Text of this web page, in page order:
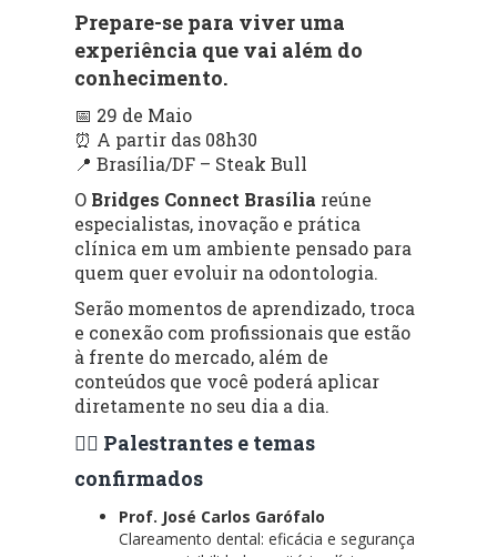
Prepare-se para viver uma
experiência que vai além do
conhecimento.
📅 29 de Maio
⏰ A partir das 08h30
📍 Brasília/DF – Steak Bull
O Bridges Connect Brasília reúne
especialistas, inovação e prática
clínica em um ambiente pensado para
quem quer evoluir na odontologia.
Serão momentos de aprendizado, troca
e conexão com profissionais que estão
à frente do mercado, além de
conteúdos que você poderá aplicar
diretamente no seu dia a dia.
👨‍⚕️ Palestrantes e temas
confirmados
Prof. José Carlos Garófalo
Clareamento dental: eficácia e segurança